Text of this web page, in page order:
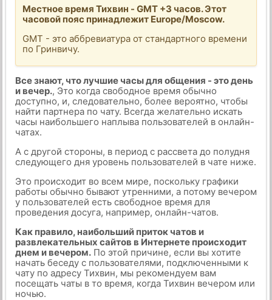
Местное время Тихвин - GMT +3 часов. Этот
часовой пояс принадлежит Europe/Moscow.
GMT - это аббревиатура от стандартного времени
по Гринвичу.
Все знают, что лучшие часы для общения - это день
и вечер., Это когда свободное время обычно
доступно, и, следовательно, более вероятно, чтобы
найти партнера по чату. Всегда желательно искать
часы наибольшего наплыва пользователей в онлайн-
чатах.
А с другой стороны, в период с рассвета до полудня
следующего дня уровень пользователей в чате ниже.
Это происходит во всем мире, поскольку графики
работы обычно бывают утренними, а потому вечером
у пользователей есть свободное время для
проведения досуга, например, онлайн-чатов.
Как правило, наибольший приток чатов и
развлекательных сайтов в Интернете происходит
днем и вечером.По этой причине, если вы хотите
начать беседу с пользователями, подключенными к
чату по адресу Тихвин, мы рекомендуем вам
посещать чаты в то время, когда Тихвин вечером или
ночью.